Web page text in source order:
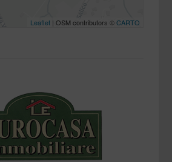
Leaflet| OSM contributors ©CARTO